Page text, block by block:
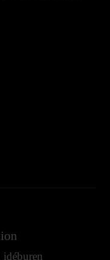
idéburen